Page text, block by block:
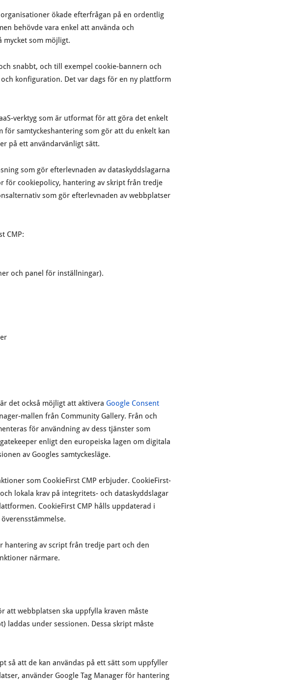
ökade efterfrågan på en ordentlig
behövde vara enkel att använda och
mycket som möjligt.
snabbt, och till exempel cookie-bannern och
konfiguration. Det var dags för en ny plattform
verktyg som är utformat för att göra det enkelt
samtyckeshantering som gör att du enkelt kan
på ett användarvänligt sätt.
som gör efterlevnaden av dataskyddslagarna
för cookiepolicy, hantering av skript från tredje
som gör efterlevnaden av webbplatser
CMP:
och panel för inställningar).
det också möjligt att aktivera Google Consent
mallen från Community Gallery. Från och
för användning av dess tjänster som
enligt den europeiska lagen om digitala
av Googles samtyckesläge.
som CookieFirst CMP erbjuder. CookieFirst-
lokala krav på integritets- och dataskyddslagar
CookieFirst CMP hålls uppdaterad i
hantering av script från tredje part och den
närmare.
att webbplatsen ska uppfylla kraven måste
laddas under sessionen. Dessa skript måste
så att de kan användas på ett sätt som uppfyller
använder Google Tag Manager för hantering